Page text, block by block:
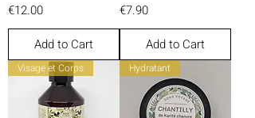
Price
€12.00
Add to Cart
Price
€7.90
Add to Cart
Visage et Corps Hydratant